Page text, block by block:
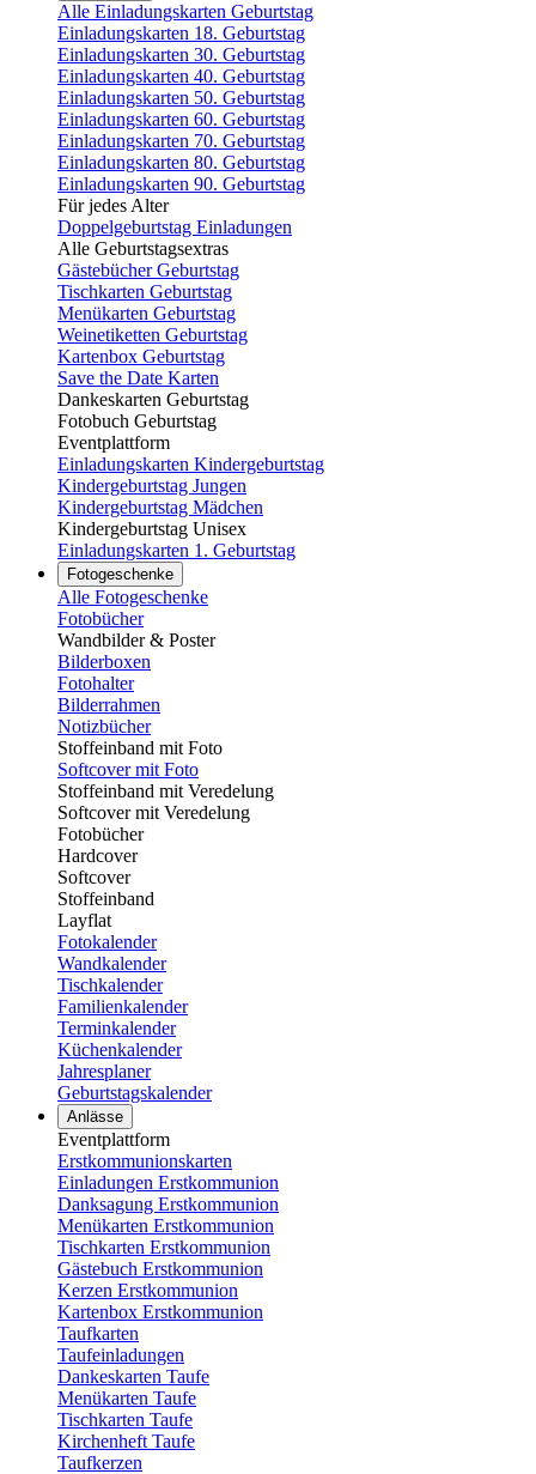
Alle Einladungskarten Geburtstag
Einladungskarten 18. Geburtstag
Einladungskarten 30. Geburtstag
Einladungskarten 40. Geburtstag
Einladungskarten 50. Geburtstag
Einladungskarten 60. Geburtstag
Einladungskarten 70. Geburtstag
Einladungskarten 80. Geburtstag
Einladungskarten 90. Geburtstag
Für jedes Alter
Doppelgeburtstag Einladungen
Alle Geburtstagsextras
Gästebücher Geburtstag
Tischkarten Geburtstag
Menükarten Geburtstag
Weinetiketten Geburtstag
Kartenbox Geburtstag
Save the Date Karten
Dankeskarten Geburtstag
Fotobuch Geburtstag
Eventplattform
Einladungskarten Kindergeburtstag
Kindergeburtstag Jungen
Kindergeburtstag Mädchen
Kindergeburtstag Unisex
Einladungskarten 1. Geburtstag
Fotogeschenke
Alle Fotogeschenke
Fotobücher
Wandbilder & Poster
Bilderboxen
Fotohalter
Bilderrahmen
Notizbücher
Stoffeinband mit Foto
Softcover mit Foto
Stoffeinband mit Veredelung
Softcover mit Veredelung
Fotobücher
Hardcover
Softcover
Stoffeinband
Layflat
Fotokalender
Wandkalender
Tischkalender
Familienkalender
Terminkalender
Küchenkalender
Jahresplaner
Geburtstagskalender
Anlässe
Eventplattform
Erstkommunionskarten
Einladungen Erstkommunion
Danksagung Erstkommunion
Menükarten Erstkommunion
Tischkarten Erstkommunion
Gästebuch Erstkommunion
Kerzen Erstkommunion
Kartenbox Erstkommunion
Taufkarten
Taufeinladungen
Dankeskarten Taufe
Menükarten Taufe
Tischkarten Taufe
Kirchenheft Taufe
Taufkerzen